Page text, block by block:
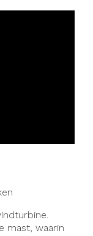
mast, waarin